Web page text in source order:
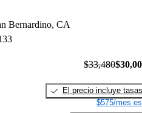
Bernardino, CA
$33,480
El precio incluye tasas
$575/mes